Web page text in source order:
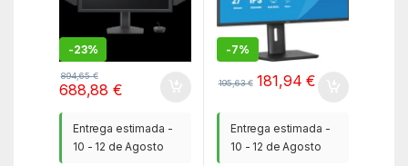
-23%
894,65€
688,88€
Entrega estimada -
10 - 12 de Agosto
-7%
195,63€ 181,94€
Entrega estimada -
10 - 12 de Agosto